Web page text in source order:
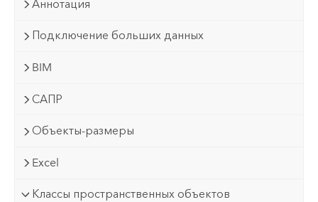
Аннотация
Подключение больших данных
BIM
САПР
Объекты-размеры
Excel
Классы пространственных объектов